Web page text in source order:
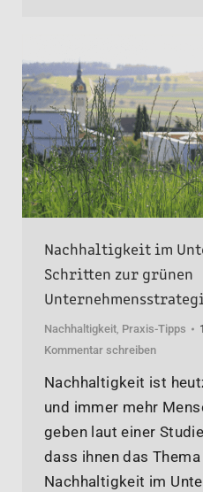
Nachhaltigkeit im
Schritten zur grünen
Nachhaltigkeit, Praxis-Tipps
Kommentar schreiben
Nachhaltigkeit ist
und immer mehr
geben laut einer
dass ihnen das
Nachhaltigkeit im